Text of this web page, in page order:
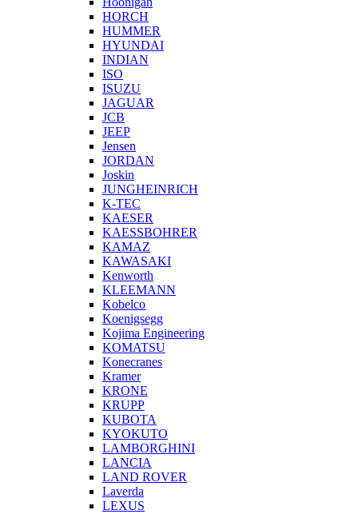
HORCH
HUMMER
HYUNDAI
INDIAN
ISO
ISUZU
JAGUAR
JCB
JEEP
Jensen
JORDAN
Joskin
JUNGHEINRICH
K-TEC
KAESER
KAESSBOHRER
KAMAZ
KAWASAKI
Kenworth
KLEEMANN
Kobelco
Koenigsegg
Kojima Engineering
KOMATSU
Konecranes
Kramer
KRONE
KRUPP
KUBOTA
KYOKUTO
LAMBORGHINI
LANCIA
LAND ROVER
Laverda
LEXUS